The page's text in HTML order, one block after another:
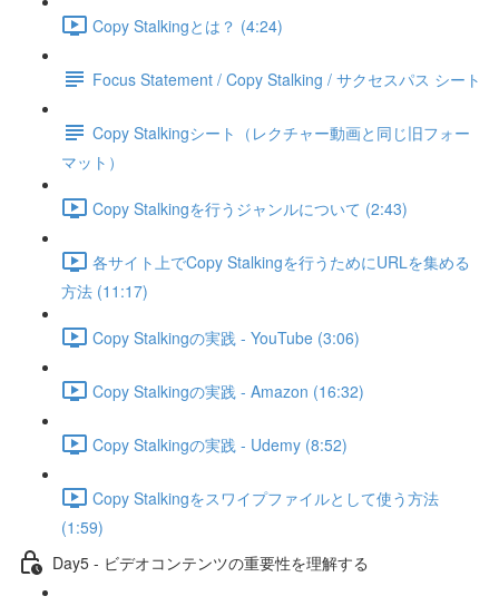
Copy Stalkingとは？ (4:24)
Focus Statement / Copy Stalking / サクセスパス シート
Copy Stalkingシート（レクチャー動画と同じ旧フォー
マット）
Copy Stalkingを行うジャンルについて (2:43)
各サイト上でCopy Stalkingを行うためにURLを集める
方法 (11:17)
Copy Stalkingの実践 - YouTube (3:06)
Copy Stalkingの実践 - Amazon (16:32)
Copy Stalkingの実践 - Udemy (8:52)
Copy Stalkingをスワイプファイルとして使う方法
(1:59)
Day5 - ビデオコンテンツの重要性を理解する